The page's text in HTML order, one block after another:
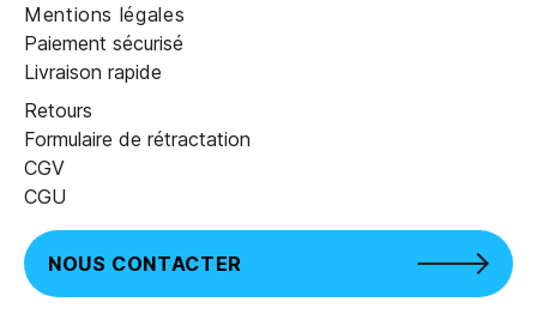
Mentions légales
Paiement sécurisé
Livraison rapide
Retours
Formulaire de rétractation
CGV
CGU
NOUS CONTACTER